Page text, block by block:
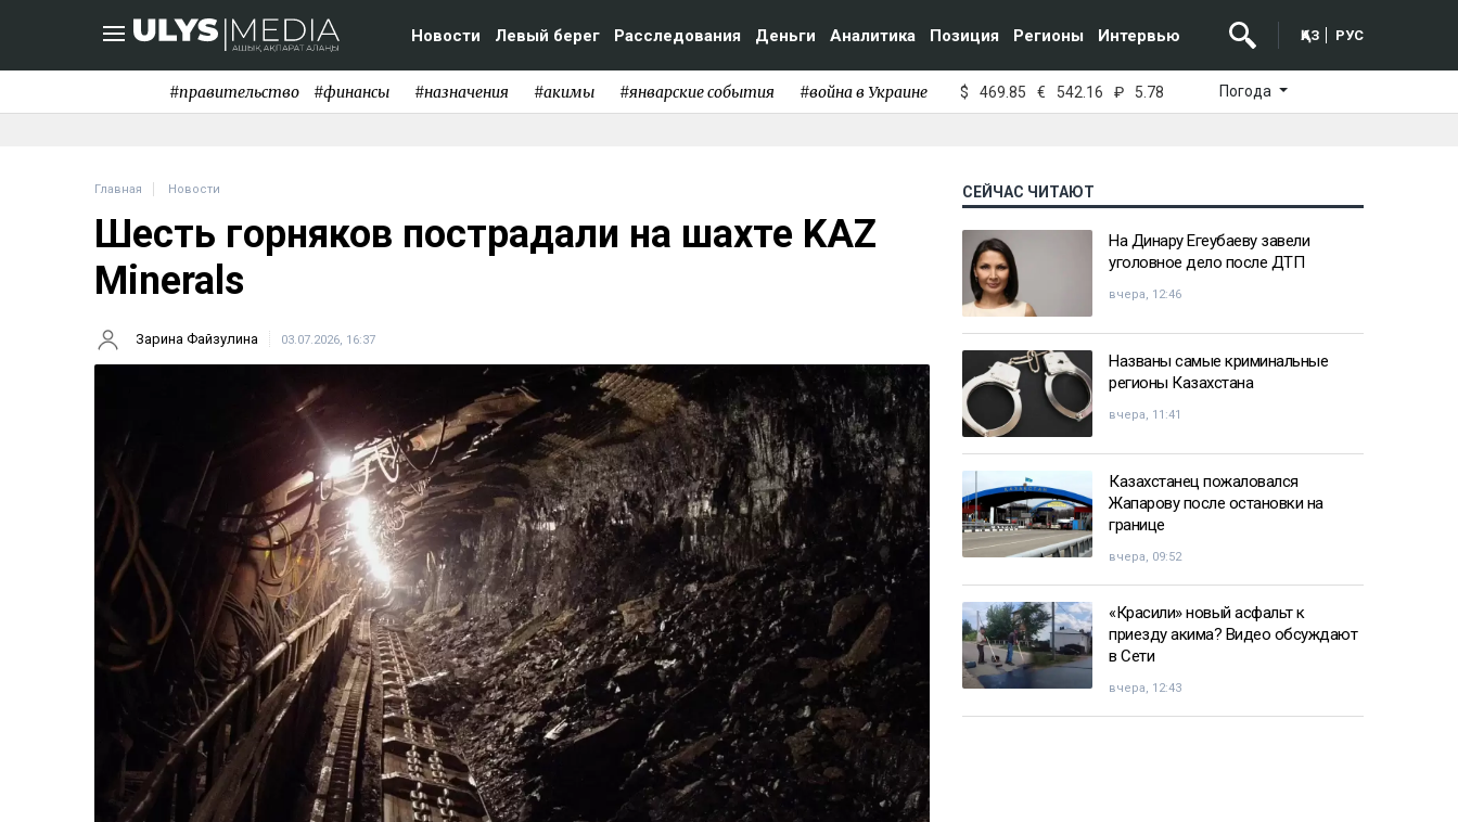
Новости Левый берег Расследования Деньги Аналитика Позиция Регионы Интервью ҚАЗ РУС
#правительство #финансы #назначения #акимы #январские события #война в Украине $ 469.85 € 542.16 ₽ 5.78 Погода
Главная Новости
Шесть горняков пострадали на шахте KAZ
Minerals
Зарина Файзулина 03.07.2026, 16:37
СЕЙЧАС ЧИТАЮТ
На Динару Егеубаеву завели
уголовное дело после ДТП
вчера, 12:46
Названы самые криминальные
регионы Казахстана
вчера, 11:41
Казахстанец пожаловался
Жапарову после остановки на
границе
вчера, 09:52
«Красили» новый асфальт к
приезду акима? Видео обсуждают
в Сети
вчера, 12:43